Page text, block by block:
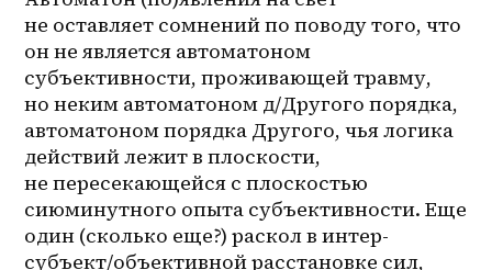
не оставляет сомнений по поводу того, что
он не является автоматоном
субъективности, проживающей травму,
но неким автоматоном д/Другого порядка,
автоматоном порядка Другого, чья логика
действий лежит в плоскости,
не пересекающейся с плоскостью
сиюминутного опыта субъективности. Еще
один (сколько еще?) раскол в интер-
субъект/объективной расстановке сил,